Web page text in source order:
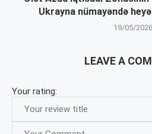
Ukrayna nümayəndə
19/05/2026
LEAVE A
Your rating: